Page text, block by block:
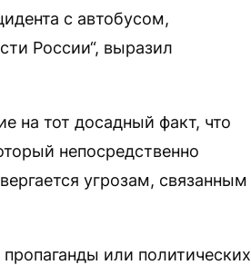
с автобусом,
России“, выразил
на тот досадный факт, что
непосредственно
угрозам, связанным
или политических